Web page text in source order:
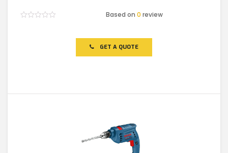
Based on0 review
GET A QUOTE